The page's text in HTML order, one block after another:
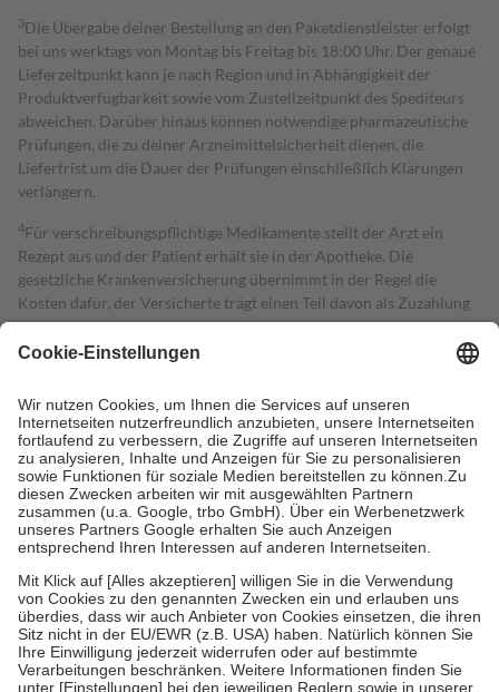
3Die Übergabe deiner Bestellung an den Paketdienstleister erfolgt
bei uns werktags von Montag bis Freitag bis 18:00 Uhr. Der genaue
Lieferzeitpunkt kann je nach Region und in Abhängigkeit der
Produktverfügbarkeit sowie vom Zustellzeitpunkt des Spediteurs
abweichen. Darüber hinaus können notwendige pharmazeutische
Prüfungen, die zu deiner Arzneimittelsicherheit dienen, die
Lieferfrist um die Dauer der Prüfungen einschließlich Klärungen
verlängern.
4Für verschreibungspflichtige Medikamente stellt der Arzt ein
Rezept aus und der Patient erhält sie in der Apotheke. Die
gesetzliche Krankenversicherung übernimmt in der Regel die
Kosten dafür, der Versicherte trägt einen Teil davon als Zuzahlung
mit.
Grundsätzlich leisten Mitglieder Zuzahlungen in Höhe von zehn
höchstens zehn Euro.
Es sind jedoch nie mehr als die tatsächlichen
Kosten der Leistung zu entrichten.
Diese Regeln gelten grundsätzlich auch für Online-Apotheken.
Bei Heilmitteln und häuslicher Krankenpflege beträgt die
Zuzahlung zehn Prozent der Kosten sowie zehn Euro je
Verordnung.
Um das Engagement der Versicherten für ihre eigene Gesundheit zu
stärken und die besondere Stellung der Familie zu unterstützen,
fallenkeine Zuzahlungenan bei:
• Kindern und Jugendlichen bis zum vollendeten 18. Lebensjahr
mit Ausnahme der Fahrkosten
• Untersuchungen zur Vorsorge und Früherkennung, die von der
GKV getragen werden